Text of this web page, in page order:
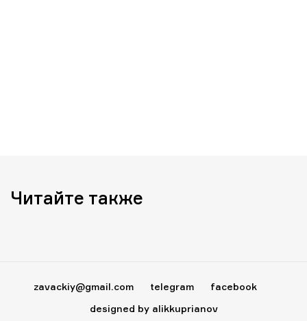
Читайте также
zavackiy@gmail.com telegram
facebook
designed by alikkuprianov